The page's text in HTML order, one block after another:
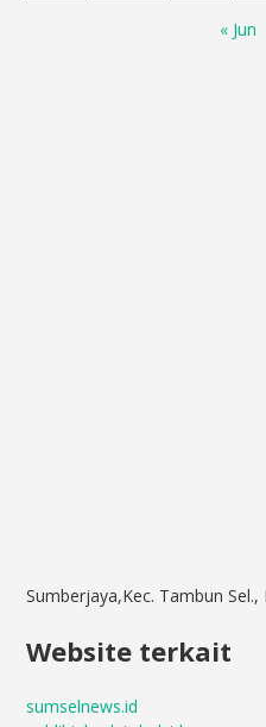
« Jun
Sumberjaya,Kec. Tambun
Website terkait
sumselnews.id